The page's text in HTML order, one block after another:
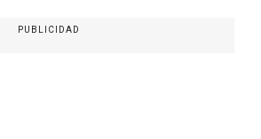
PUBLICIDAD